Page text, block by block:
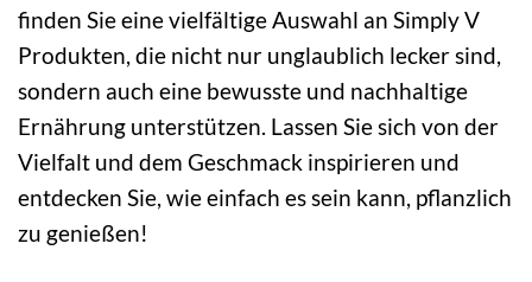
finden Sie eine vielfältige Auswahl an Simply V
Produkten, die nicht nur unglaublich lecker sind,
sondern auch eine bewusste und nachhaltige
Ernährung unterstützen. Lassen Sie sich von der
Vielfalt und dem Geschmack inspirieren und
entdecken Sie, wie einfach es sein kann, pflanzlich
zu genießen!